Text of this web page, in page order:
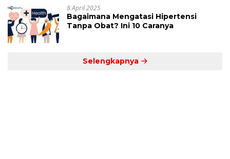
8 April 2025
Bagaimana Mengatasi Hipertensi
Tanpa Obat? Ini 10 Caranya
Selengkapnya